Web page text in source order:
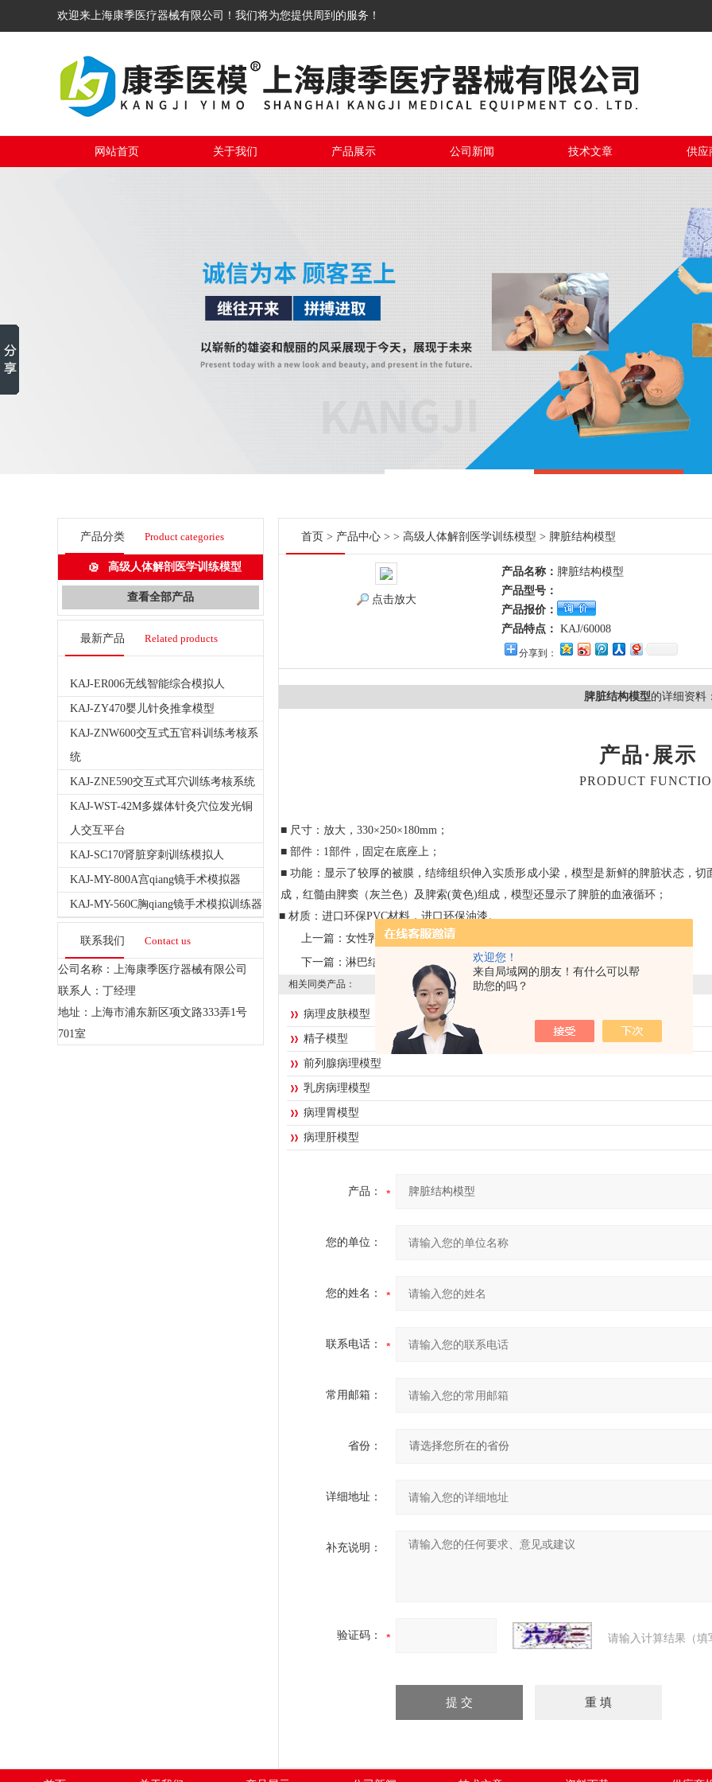
欢迎您！
来自局域网的朋友！有什么可以帮
助您的吗？
欢迎来上海康季医疗器械有限公司！我们将为您提供周到的服务！
网站首页 关于我们 产品展示 公司新闻 技术文章 供应
产品分类 Product categories
高级人体解剖医学训练模型
查看全部产品
最新产品 Related products
KAJ-ER006无线智能综合模拟人
KAJ-ZY470婴儿针灸推拿模型
KAJ-ZNW600交互式五官科训练考核系
统
KAJ-ZNE590交互式耳穴训练考核系统
KAJ-WST-42M多媒体针灸穴位发光铜
人交互平台
KAJ-SC170肾脏穿刺训练模拟人
KAJ-MY-800A宫qiang镜手术模拟器
KAJ-MY-560C胸qiang镜手术模拟训练器
联系我们 Contact us
公司名称：上海康季医疗器械有限公司
联系人：丁经理
地址：上海市浦东新区项文路333弄1号
701室
首页 > 产品中心 > > 高级人体解剖医学训练模型 > 脾脏结构模型
点击放大
产品名称： 脾脏结构模型
产品型号：
产品报价：
产品特点： ​ KAJ/60008
分享到：
脾脏结构模型的详细资料
产品·展示
PRODUCT
■ 尺寸：放大， 330×250×180mm；
■ 部件： 1部件，固定在底座上；
■ 功能：显示了较厚的被膜，结缔组织伸入实质形成小梁，模型是新鲜的脾脏状态，
成，红髓由脾窦（灰兰色）及脾索(黄色)组成，模型还显示了脾脏的血液循环；
■ 材质：进口环保PVC材料，进口环保油漆。
上一篇： 女性乳房解剖模型
下一篇： 淋巴结放大模型
相关同类产品：
病理皮肤模型
精子模型
前列腺病理模型
乳房病理模型
病理胃模型
病理肝模型
产品：
您的单位：
您的姓名：
联系电话：
常用邮箱：
省份：
详细地址：
补充说明：
验证码： 请输入计算结果（